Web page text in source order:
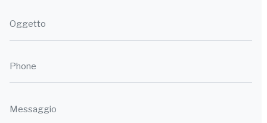
Phone